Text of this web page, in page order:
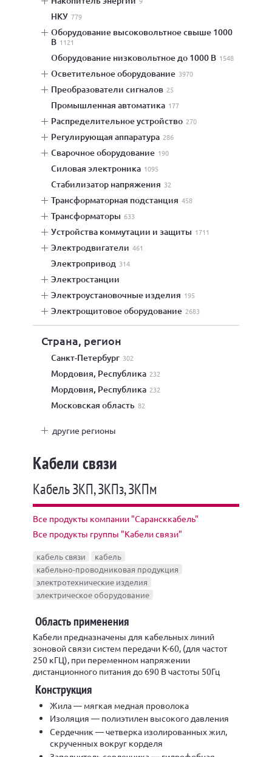
НКУ 779
оборудование высоковольтное свыше 1000
В 1121
оборудование низковольтное до 1000 В 1548
осветительное оборудование 3970
преобразователи сигналов 25
промышленная автоматика 177
распределительное устройство 270
регулирующая аппаратура 286
сварочное оборудование 190
силовая электроника 1095
стабилизатор напряжения 32
трансформаторная подстанция 458
трансформаторы 633
устройства коммутации и защиты 1711
электродвигатели 461
электропривод 314
электростанции
электроустановочные изделия 195
электрощитовое оборудование 2683
Страна, регион
Санкт-Петербург 302
Мордовия, Республика 232
Мордовия, Республика 232
Московская область 82
другие регионы
Кабели связи
Кабель ЗКП, ЗКПз, ЗКПм
Все продукты компании "Сарансккабель"
Все продукты группы "Кабели связи"
кабель связи
кабель
кабельно-проводниковая продукция
электротехнические изделия
электрическое оборудование
Область применения
Кабели предназначены для кабельных линий
зоновой связи систем передачи К-60, (для частот
250 кГЦ), при переменном напряжении
дистанционного питания до 690 В частоты 50Гц
Конструкция
Жила — мягкая медная проволока
Изоляция — полиэтилен высокого давления
Сердечник — четверка изолированных жил,
скрученных вокруг корделя